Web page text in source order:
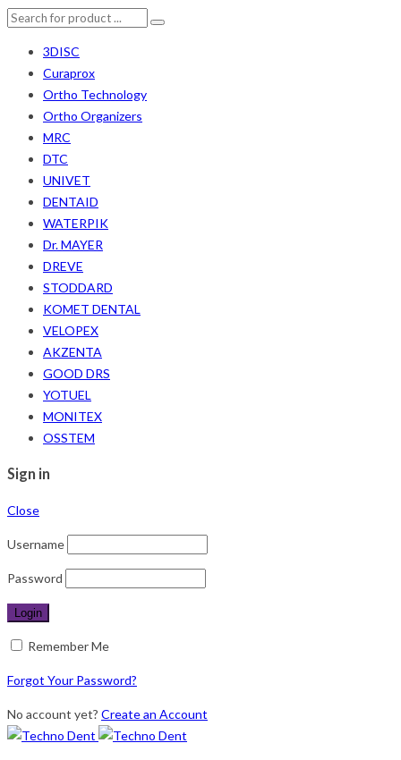
3DISC
Curaprox
Ortho Technology
Ortho Organizers
MRC
DTC
UNIVET
DENTAID
WATERPIK
Dr. MAYER
DREVE
STODDARD
KOMET DENTAL
VELOPEX
AKZENTA
GOOD DRS
YOTUEL
MONITEX
OSSTEM
Sign in
Close
Username
Password
Remember Me
Forgot Your Password?
No account yet? Create an Account